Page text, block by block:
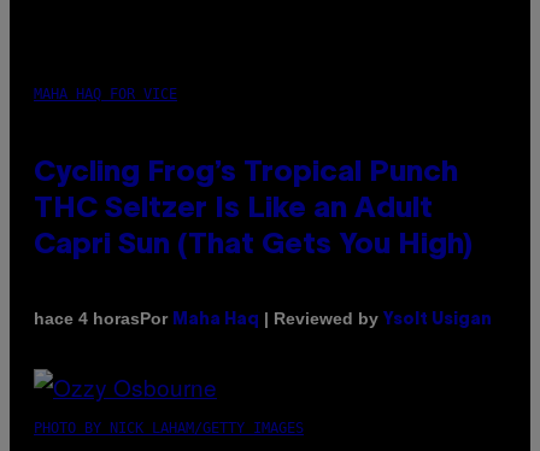
MAHA HAQ FOR VICE
Cycling Frog’s Tropical Punch
THC Seltzer Is Like an Adult
Capri Sun (That Gets You High)
hace 4 horasPor Maha Haq | Reviewed by Ysolt Usigan
PHOTO BY NICK LAHAM/GETTY IMAGES